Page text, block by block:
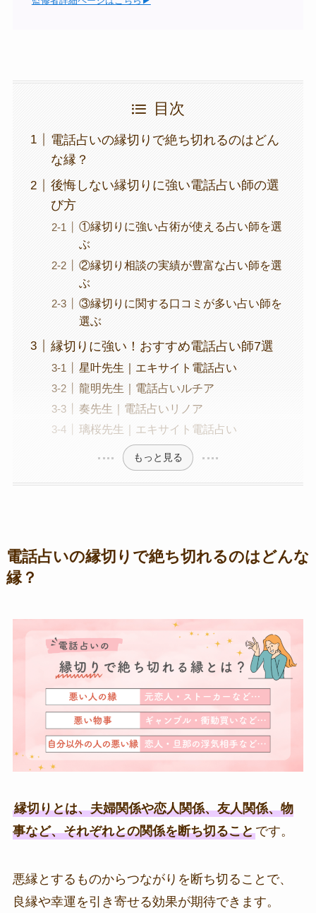
目次
電話占いの縁切りで絶ち切れるのはどん
な縁？
後悔しない縁切りに強い電話占い師の選
び方
①縁切りに強い占術が使える占い師を選
ぶ
②縁切り相談の実績が豊富な占い師を選
ぶ
③縁切りに関する口コミが多い占い師を
選ぶ
縁切りに強い！おすすめ電話占い師7選
星叶先生｜エキサイト電話占い
龍明先生｜電話占いルチア
奏先生｜電話占いリノア
璃桜先生｜エキサイト電話占い
もっと見る
電話占いの縁切りで絶ち切れるのはどんな
縁？
縁切りとは、夫婦関係や恋人関係、友人関係、物
事など、それぞれとの関係を断ち切ることです。
悪縁とするものからつながりを断ち切ることで、
良縁や幸運を引き寄せる効果が期待できます。